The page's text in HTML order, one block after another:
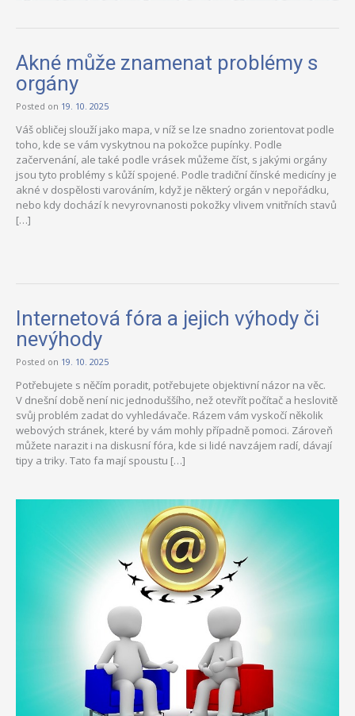
Akné může znamenat problémy s
orgány
Posted on 19. 10. 2025
Váš obličej slouží jako mapa, v níž se lze snadno zorientovat podle
toho, kde se vám vyskytnou na pokožce pupínky. Podle
začervenání, ale také podle vrásek můžeme číst, s jakými orgány
jsou tyto problémy s kůží spojené. Podle tradiční čínské medicíny je
akné v dospělosti varováním, když je některý orgán v nepořádku,
nebo kdy dochází k nevyrovnanosti pokožky vlivem vnitřních stavů
[…]
Internetová fóra a jejich výhody či
nevýhody
Posted on 19. 10. 2025
Potřebujete s něčím poradit, potřebujete objektivní názor na věc.
V dnešní době není nic jednoduššího, než otevřít počítač a heslovitě
svůj problém zadat do vyhledávače. Rázem vám vyskočí několik
webových stránek, které by vám mohly případně pomoci. Zároveň
můžete narazit i na diskusní fóra, kde si lidé navzájem radí, dávají
tipy a triky. Tato fa mají spoustu […]